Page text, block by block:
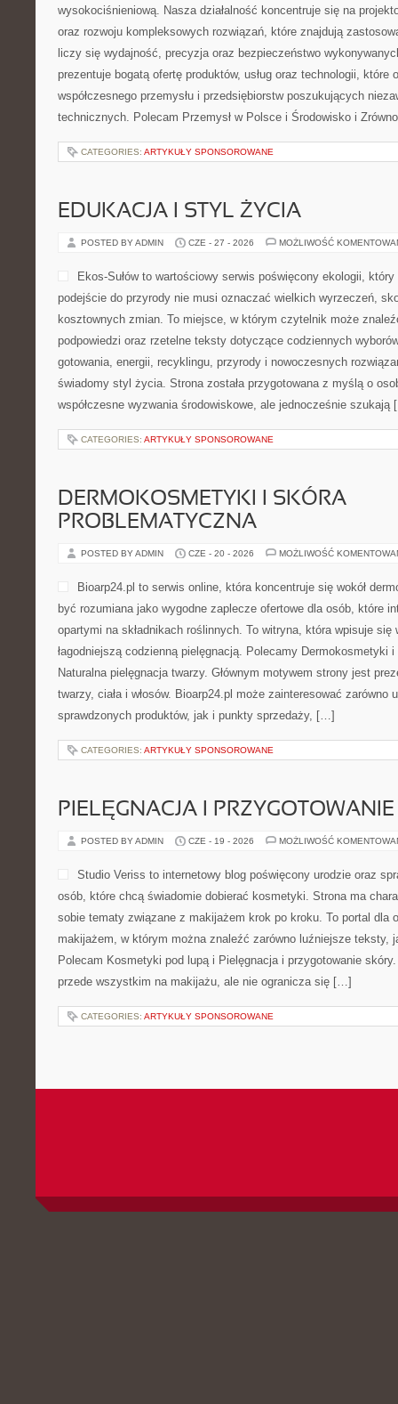
wysokociśnieniową. Nasza działalność koncentruje się na
oraz rozwoju kompleksowych rozwiązań, które znajdują
liczy się wydajność, precyzja oraz bezpieczeństwo
prezentuje bogatą ofertę produktów, usług oraz technologii, które
współczesnego przemysłu i przedsiębiorstw poszukujących
technicznych. Polecam Przemysł w Polsce i Środowisko i
CATEGORIES: ARTYKUŁY SPONSOROWANE
EDUKACJA I STYL ŻYCIA
POSTED BY ADMIN CZE - 27 - 2026 MOŻLIWOŚĆ
Ekos-Sułów to wartościowy serwis poświęcony ekologii,
podejście do przyrody nie musi oznaczać wielkich wyrzeczeń,
kosztownych zmian. To miejsce, w którym czytelnik może
podpowiedzi oraz rzetelne teksty dotyczące codziennych
gotowania, energii, recyklingu, przyrody i nowoczesnych
świadomy styl życia. Strona została przygotowana z myślą o
współczesne wyzwania środowiskowe, ale jednocześnie
CATEGORIES: ARTYKUŁY SPONSOROWANE
DERMOKOSMETYKI I SKÓRA
PROBLEMATYCZNA
POSTED BY ADMIN CZE - 20 - 2026 MOŻLIWOŚĆ
Bioarp24.pl to serwis online, która koncentruje się wokół
być rozumiana jako wygodne zaplecze ofertowe dla osób, które
opartymi na składnikach roślinnych. To witryna, która wpisuje się
łagodniejszą codzienną pielęgnacją. Polecamy Dermokosmetyki
Naturalna pielęgnacja twarzy. Głównym motywem strony jest
twarzy, ciała i włosów. Bioarp24.pl może zainteresować
sprawdzonych produktów, jak i punkty sprzedaży, […]
CATEGORIES: ARTYKUŁY SPONSOROWANE
PIELĘGNACJA I
POSTED BY ADMIN CZE - 19 - 2026 MOŻLIWOŚĆ
Studio Veriss to internetowy blog poświęcony urodzie oraz
osób, które chcą świadomie dobierać kosmetyki. Strona ma
sobie tematy związane z makijażem krok po kroku. To portal dla
makijażem, w którym można znaleźć zarówno luźniejsze teksty,
Polecam Kosmetyki pod lupą i Pielęgnacja i przygotowanie
przede wszystkim na makijażu, ale nie ogranicza się […]
CATEGORIES: ARTYKUŁY SPONSOROWANE